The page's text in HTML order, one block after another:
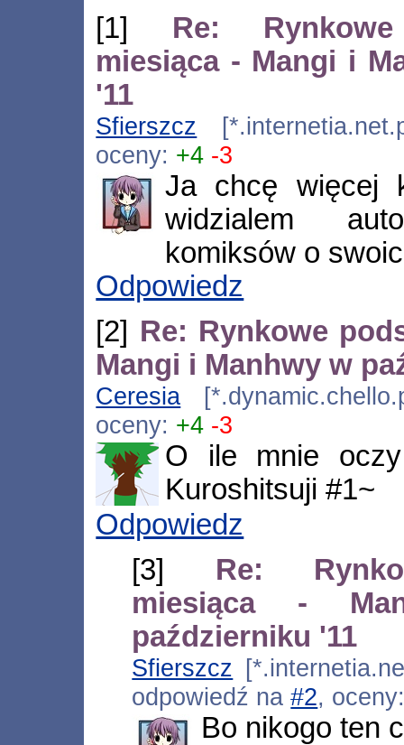
[1] Re:
miesiąca - Mangi i
'11
Sfierszcz
oceny: +4 -3
Ja chcę więcej
widzialem
komiksów o
Odpowiedz
[2] Re: Rynkowe
Mangi i Manhwy w
Ceresia
oceny: +4 -3
O ile mnie
Kuroshitsuji #1~
Odpowiedz
[3] Re:
miesiąca -
październiku '11
Sfierszcz
odpowiedź na#2,
Bo nikogo ten